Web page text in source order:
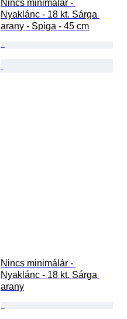
Nincs minimálár -
Nyaklánc - 18 kt. Sárga
arany - Spiga - 45 cm
Nincs minimálár -
Nyaklánc - 18 kt. Sárga
arany